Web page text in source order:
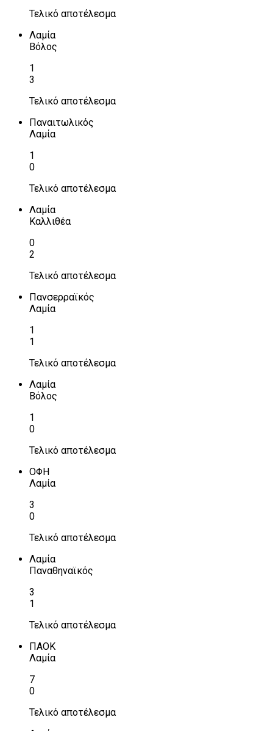
Τελικό αποτέλεσμα
Λαμία
Βόλος
1
3
Τελικό αποτέλεσμα
Παναιτωλικός
Λαμία
1
0
Τελικό αποτέλεσμα
Λαμία
Καλλιθέα
0
2
Τελικό αποτέλεσμα
Πανσερραϊκός
Λαμία
1
1
Τελικό αποτέλεσμα
Λαμία
Βόλος
1
0
Τελικό αποτέλεσμα
ΟΦΗ
Λαμία
3
0
Τελικό αποτέλεσμα
Λαμία
Παναθηναϊκός
3
1
Τελικό αποτέλεσμα
ΠΑΟΚ
Λαμία
7
0
Τελικό αποτέλεσμα